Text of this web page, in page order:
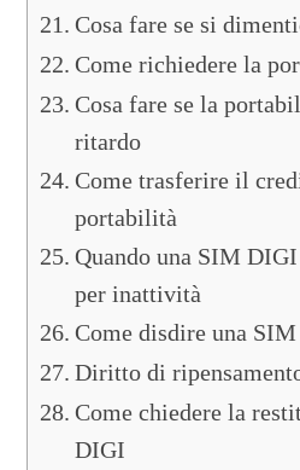
Cosa fare se si
Come richiedere la
Cosa fare se la
ritardo
Come trasferire il
portabilità
Quando una SIM
per inattività
Come disdire una
Diritto di
Come chiedere la
DIGI